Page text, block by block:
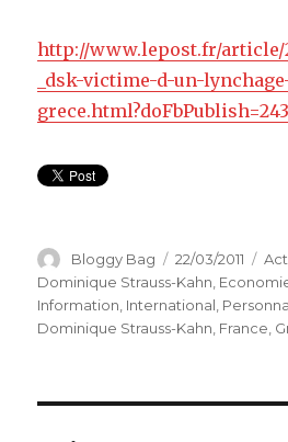
http://www.lepost.fr/article/
_dsk-victime-d-un-
Auteur
Bloggy Bag
Publié
le
22/03/2011
Dominique Strauss-Kahn
Information International
Dominique Strauss-Kahn France